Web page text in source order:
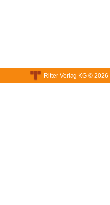
Ritter Verlag KG © 2026